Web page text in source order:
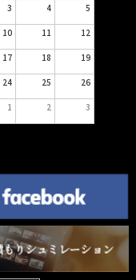
3 4 5
10 11 12
17 18 19
24 25 26
1 2 3